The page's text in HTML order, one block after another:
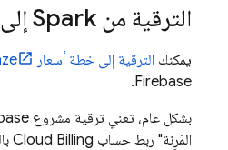
الترقية من Spark إلى Blaze
يمكنك الترقية إلى خطة أسعار Blaze
Firebase
.
المَرِنة" ربط حساب Cloud Billing